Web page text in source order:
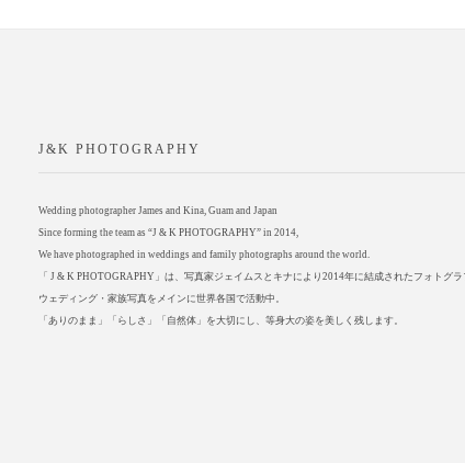
J&K PHOTOGRAPHY
Wedding photographer James and Kina, Guam and Japan
Since forming the team as “J & K PHOTOGRAPHY” in 2014,
We have photographed in weddings and family photographs around the world.
「 J & K PHOTOGRAPHY」は、写真家ジェイムスとキナにより2014年に結成されたフォトグラ
ウェディング・家族写真をメインに世界各国で活動中。
「ありのまま」「らしさ」「自然体」を大切にし、等身大の姿を美しく残します。